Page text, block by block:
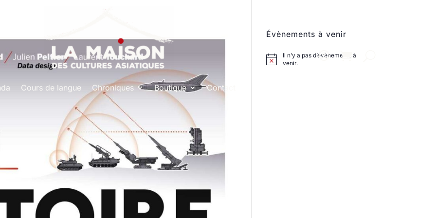
Cours de langue Chroniques Boutique Contact
Évènements à venir
Il n’y a pas d’évènements à
venir.